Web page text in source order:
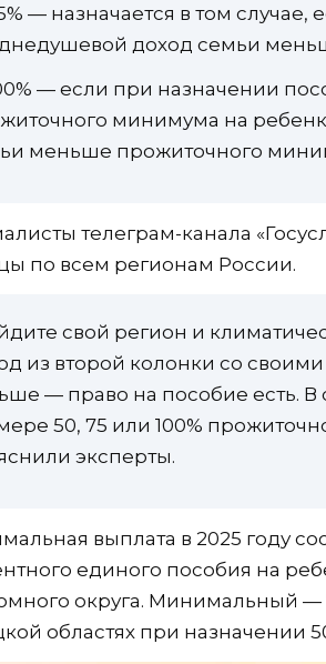
— назначается в том случае,
доход семьи
— если при назначении
минимума на
меньше прожиточного
телеграм-канала
по всем регионам России.
свой регион и
из второй колонки со
— право на пособие есть. В
50, 75 или 100%
эксперты.
выплата в 2025 году
единого пособия на
округа. Минимальный —
областях при назначении